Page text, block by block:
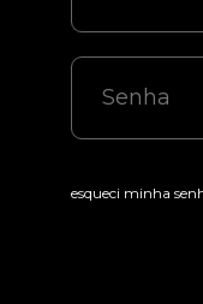
esqueci minha